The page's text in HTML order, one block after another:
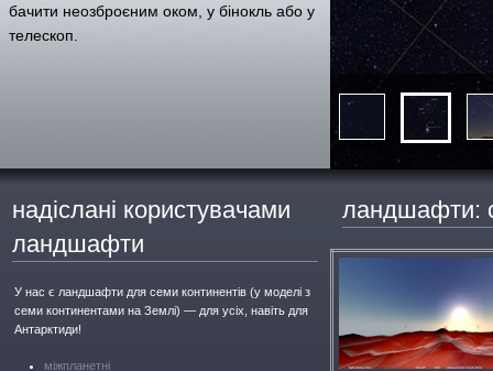
бачити неозброєним оком, у бінокль або у
телескоп.
надіслані користувачами
ландшафти
У нас є ландшафти для семи континентів (у моделі з
семи континентами на Землі) — для усіх, навіть для
Антарктиди!
міжпланетні
ландшафти: